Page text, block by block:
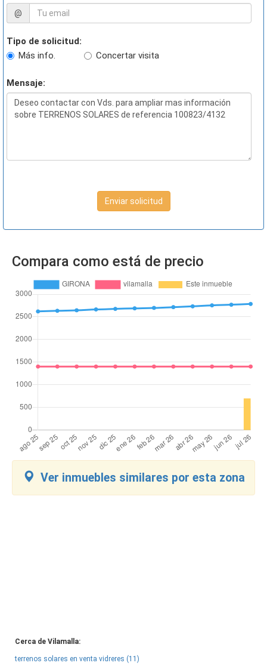
@
Tipo de solicitud:
Más info.
Concertar visita
Mensaje:
Enviar solicitud
Compara como está de precio
Ver inmuebles similares por esta zona
Cerca de Vilamalla:
terrenos solares en venta vidreres (11)